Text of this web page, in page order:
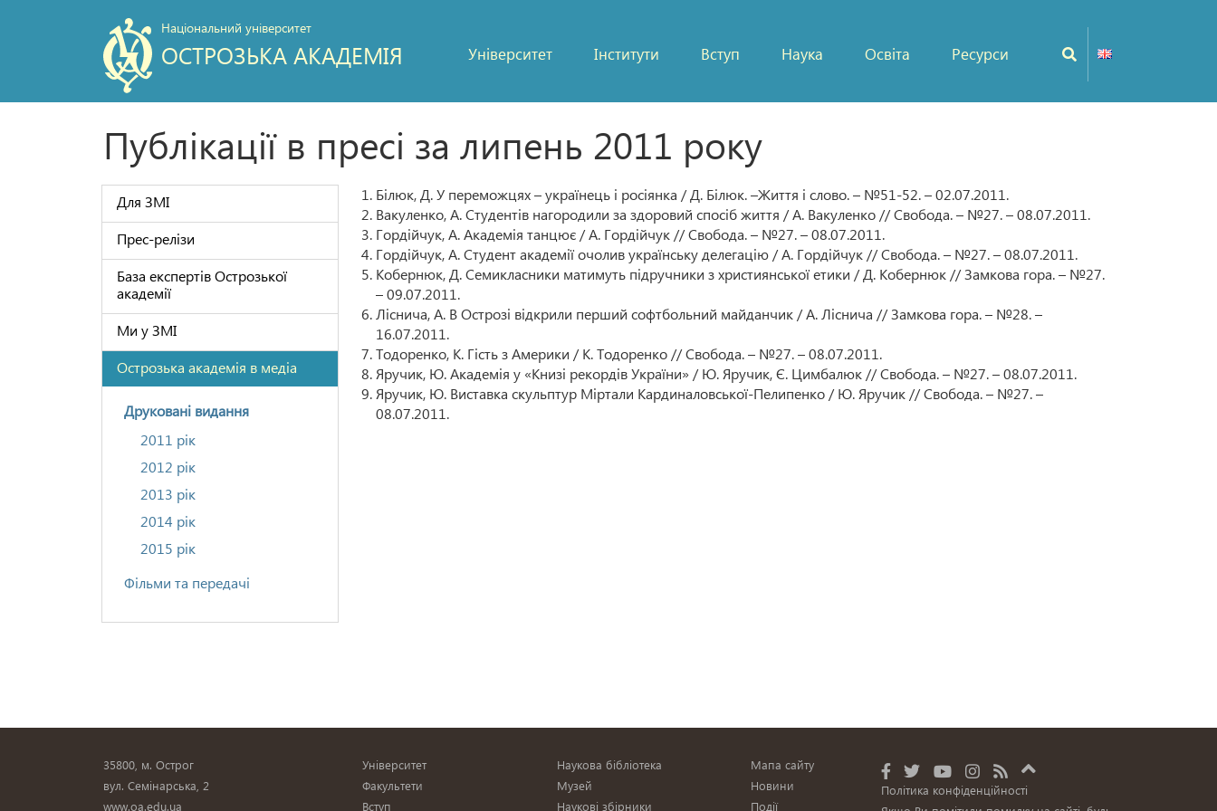
Національний університет
ОСТРОЗЬКА АКАДЕМІЯ Університет Інститути Вступ Наука Освіта Ресурси
Публікації в пресі за липень 2011 року
Для ЗМІ
Прес-релізи
База експертів Острозької
академії
Ми у ЗМІ
Острозька академія в медіа
Друковані видання
2011 рік
2012 рік
2013 рік
2014 рік
2015 рік
Фільми та передачі
Білюк, Д. У переможцях – українець і росіянка / Д. Білюк. –Життя і слово. – №51-52. – 02.07.2011.
Вакуленко, А. Студентів нагородили за здоровий спосіб життя / А. Вакуленко // Свобода. – №27. – 08.07.2011.
Гордійчук, А. Академія танцює / А. Гордійчук // Свобода. – №27. – 08.07.2011.
Гордійчук, А. Студент академії очолив українську делегацію / А. Гордійчук // Свобода. – №27. – 08.07.2011.
Кобернюк, Д. Семикласники матимуть підручники з християнської етики / Д. Кобернюк // Замкова гора. – №27.
– 09.07.2011.
Ліснича, А. В Острозі відкрили перший софтбольний майданчик / А. Ліснича // Замкова гора. – №28. –
16.07.2011.
Тодоренко, К. Гість з Америки / К. Тодоренко // Свобода. – №27. – 08.07.2011.
Яручик, Ю. Академія у «Книзі рекордів України» / Ю. Яручик, Є. Цимбалюк // Свобода. – №27. – 08.07.2011.
Яручик, Ю. Виставка скульптур Міртали Кардиналовської-Пелипенко / Ю. Яручик // Свобода. – №27. –
08.07.2011.
Наукова бібліотека
Музей
Наукові збірники
35800, м. Острог
вул. Семінарська, 2
www.oa.edu.ua
Університет
Факультети
Вступ
Мапа сайту
Новини
Події
Політика конфіденційності